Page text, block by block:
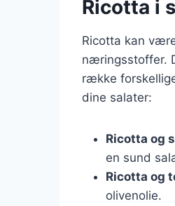
Ricotta i
Ricotta kan
næringsstoffer.
række
dine salater:
Ricotta og
en sund
Ricotta og
olivenolie.